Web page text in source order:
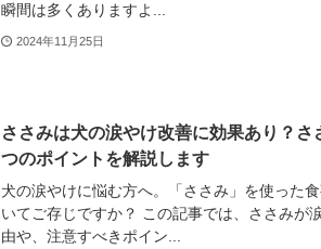
瞬間は多くありますよ...
2024年11月25日
ささみは犬の涙やけ改善に効果あり？
つのポイントを解説します
犬の涙やけに悩む方へ。「ささみ」を使った
いてご存じですか？ この記事では、ささみが
由や、注意すべきポイン...